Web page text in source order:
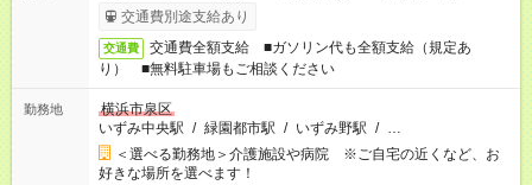
交通費別途支給あり
交通費
交通費全額支給 ■ガソリン代も全額支給（規定あ
り） ■無料駐車場もご相談ください
勤務地
横浜市泉区
いずみ中央駅 / 緑園都市駅 / いずみ野駅 / …
＜選べる勤務地＞介護施設や病院 ※ご自宅の近くなど、お
好きな場所を選べます！